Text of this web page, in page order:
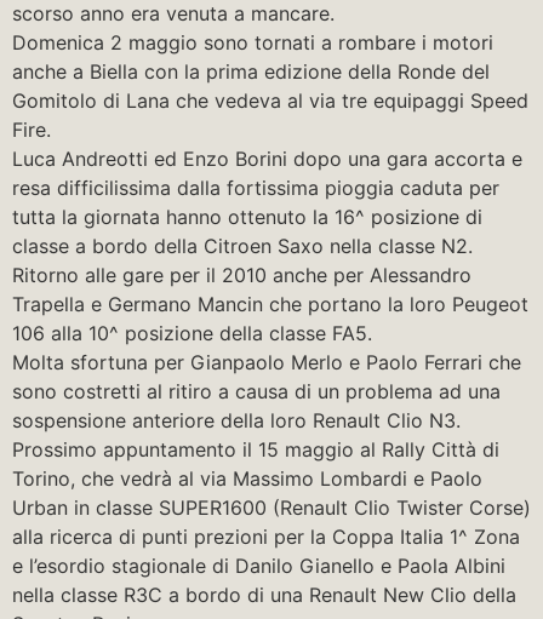
scorso anno era venuta a mancare.
Domenica 2 maggio sono tornati a rombare i motori
anche a Biella con la prima edizione della Ronde del
Gomitolo di Lana che vedeva al via tre equipaggi Speed
Fire.
Luca Andreotti ed Enzo Borini dopo una gara accorta e
resa difficilissima dalla fortissima pioggia caduta per
tutta la giornata hanno ottenuto la 16^ posizione di
classe a bordo della Citroen Saxo nella classe N2.
Ritorno alle gare per il 2010 anche per Alessandro
Trapella e Germano Mancin che portano la loro Peugeot
106 alla 10^ posizione della classe FA5.
Molta sfortuna per Gianpaolo Merlo e Paolo Ferrari che
sono costretti al ritiro a causa di un problema ad una
sospensione anteriore della loro Renault Clio N3.
Prossimo appuntamento il 15 maggio al Rally Città di
Torino, che vedrà al via Massimo Lombardi e Paolo
Urban in classe SUPER1600 (Renault Clio Twister Corse)
alla ricerca di punti prezioni per la Coppa Italia 1^ Zona
e l’esordio stagionale di Danilo Gianello e Paola Albini
nella classe R3C a bordo di una Renault New Clio della